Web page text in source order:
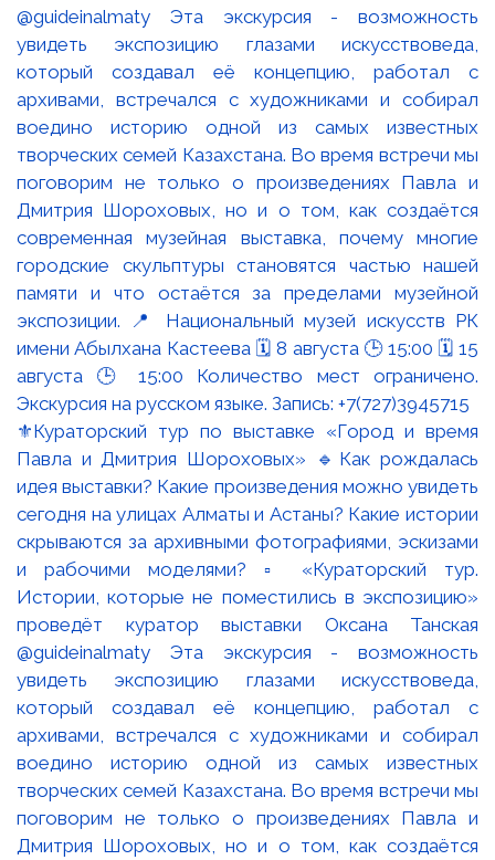
⚜️Кураторский тур по выставке «Город и время
Павла и Дмитрия Шороховых» 🔹Как рождалась
идея выставки? Какие произведения можно увидеть
сегодня на улицах Алматы и Астаны? Какие истории
скрываются за архивными фотографиями, эскизами
и рабочими моделями? ▫️ «Кураторский тур.
Истории, которые не поместились в экспозицию»
проведёт куратор выставки Оксана Танская
@guideinalmaty Эта экскурсия - возможность
увидеть экспозицию глазами искусствоведа,
который создавал её концепцию, работал с
архивами, встречался с художниками и собирал
воедино историю одной из самых известных
творческих семей Казахстана. Во время встречи мы
поговорим не только о произведениях Павла и
Дмитрия Шороховых, но и о том, как создаётся